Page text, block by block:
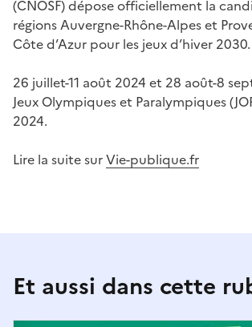
(CNOSF) dépose officiellement la
régions Auvergne-Rhône-Alpes et
Côte d’Azur pour les jeux d’hiver 2030.
26 juillet-11 août 2024 et 28 août-8
Jeux Olympiques et Paralympiques
2024.
Lire la suite surVie-publique.fr
Et aussi dans cette